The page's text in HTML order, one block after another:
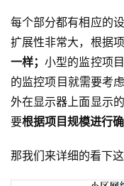
每个部分都有相应的
扩展性非常大，根据
一样；小型的监控项
的监控项目就需要考
外在显示器上面显示
要根据项目规模进行确
那我们来详细的看下这